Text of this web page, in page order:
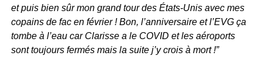
et puis bien sûr mon grand tour des États-Unis avec mes
copains de fac en février ! Bon, l’anniversaire et l’EVG ça
tombe à l’eau car Clarisse a le COVID et les aéroports
sont toujours fermés mais la suite j’y crois à mort !”